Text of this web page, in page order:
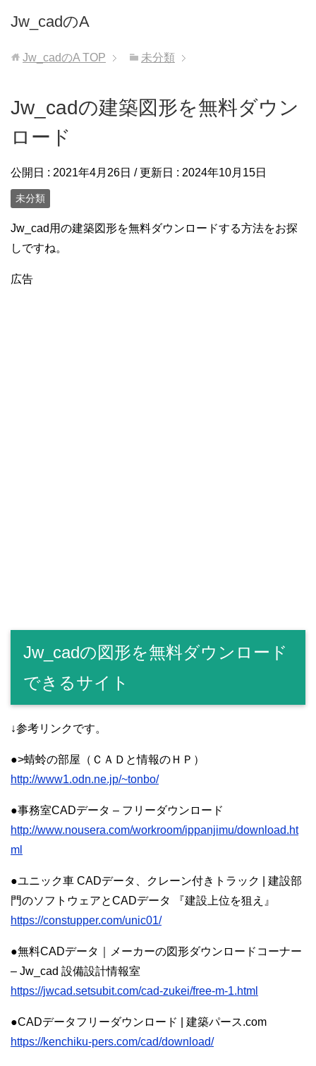
Jw_cadのA
Jw_cadのA TOP 未分類
Jw_cadの建築図形を無料ダウン
ロード
公開日 : 2021年4月26日 / 更新日 : 2024年10月15日
未分類
Jw_cad用の建築図形を無料ダウンロードする方法をお探
しですね。
広告
Jw_cadの図形を無料ダウンロード
できるサイト
↓参考リンクです。
●>蜻蛉の部屋（ＣＡＤと情報のＨＰ）
http://www1.odn.ne.jp/~tonbo/
●事務室CADデータ – フリーダウンロード
http://www.nousera.com/workroom/ippanjimu/download.ht
ml
●ユニック車 CADデータ、クレーン付きトラック | 建設部
門のソフトウェアとCADデータ 『建設上位を狙え』
https://constupper.com/unic01/
●無料CADデータ｜メーカーの図形ダウンロードコーナー
– Jw_cad 設備設計情報室
https://jwcad.setsubit.com/cad-zukei/free-m-1.html
●CADデータフリーダウンロード | 建築パース.com
https://kenchiku-pers.com/cad/download/